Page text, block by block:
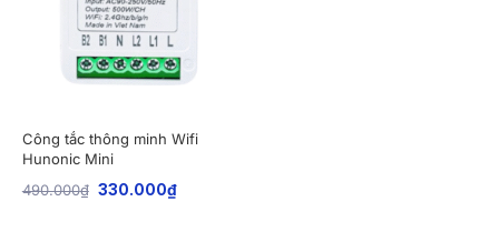
Công tắc thông minh Wifi
Hunonic Mini
490.000₫ 330.000₫